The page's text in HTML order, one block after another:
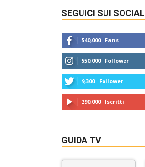
SEGUICI SUI SOCIAL
540,000 Fans
550,000 Follower
9,300 Follower
290,000 Iscritti
GUIDA TV